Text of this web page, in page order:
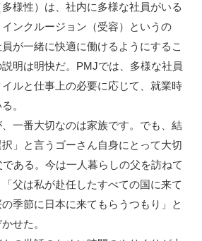
多様性）は、社内に多様な社員がいる
ンクルージョン（受容）というの
が一緒に快適に働けるようにするこ
明は明快だ。PMJでは、多様な社員
ルと仕事上の必要に応じて、就業時
。
、一番大切なのは家族です。でも、結
」と言うゴーさん自身にとって大切
ある。今は一人暮らしの父を訪ねて
父は私が赴任したすべての国に来て
季節に日本に来てもらうつもり」と
せた。